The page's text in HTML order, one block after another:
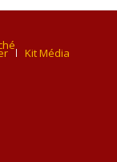
Kit Média